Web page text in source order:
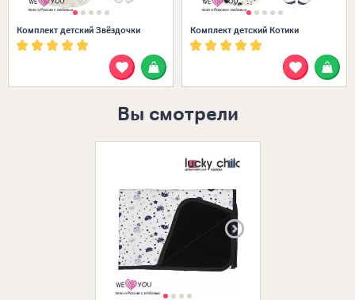
Комплект детский Звёздочки Комплект детский Котики
Вы смотрели